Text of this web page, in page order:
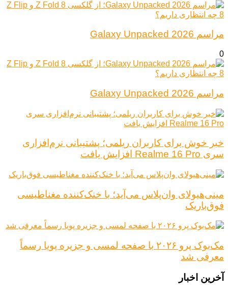
مراسم Galaxy Unpacked 2026
0
مراسم Galaxy Unpacked 2026
خبر خوش برای کاربران ریلمی؛ پشتیبانی نرم‌افزاری
سری Realme 16 Pro افزایش یافت
مینی‌هیولای وان‌پلاس می‌آید؛ با خنک‌کننده مغناطیسی
فوق‌باریک
مک‌بوک پرو ۲۰۲۶ با صفحه لمسی و جزیره پویا رسماً
معرفی شد
آخرین اخبار